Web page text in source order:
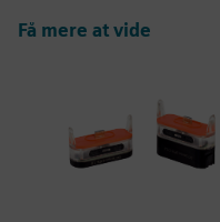
Få mere at vide